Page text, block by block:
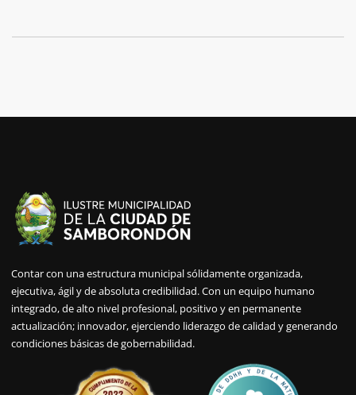
Contar con una estructura municipal sólidamente organizada,
ejecutiva, ágil y de absoluta credibilidad. Con un equipo humano
integrado, de alto nivel profesional, positivo y en permanente
actualización; innovador, ejerciendo liderazgo de calidad y generando
condiciones básicas de gobernabilidad.